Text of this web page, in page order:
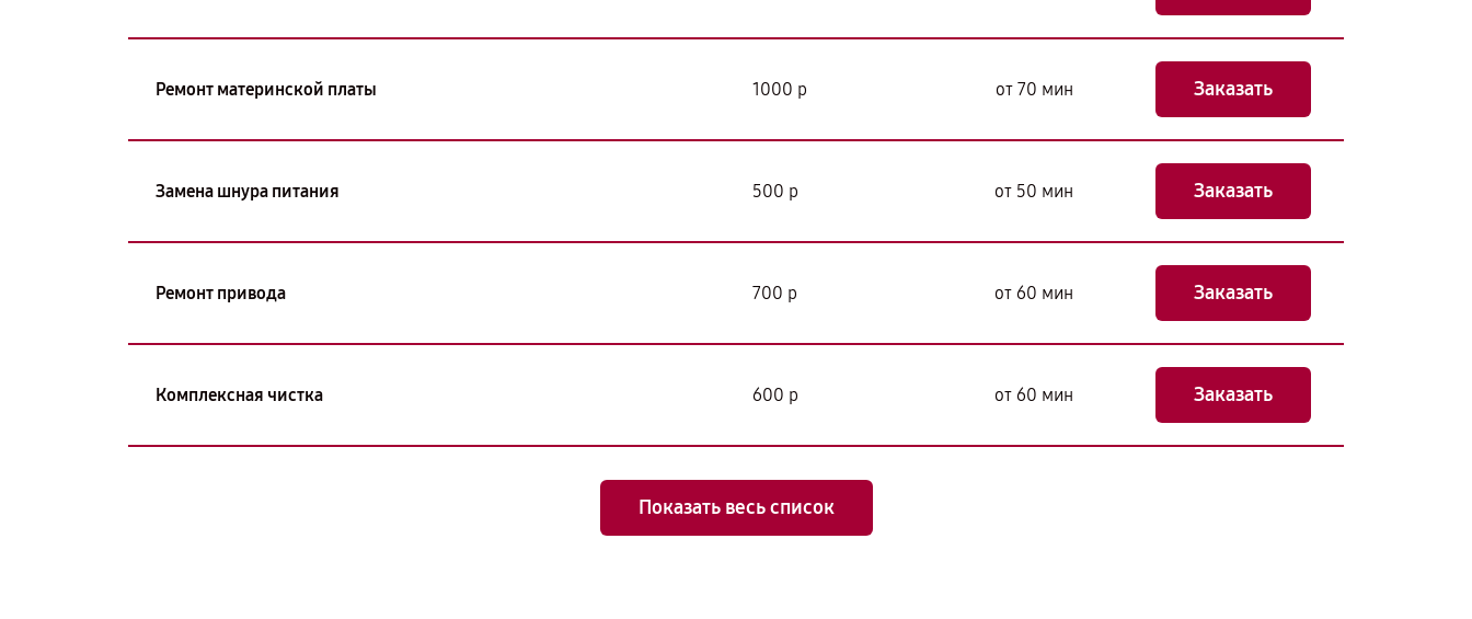
Ремонт материнской платы 1000 р от 70 мин Заказать
Замена шнура питания 500 р от 50 мин Заказать
Ремонт привода 700 р от 60 мин Заказать
Комплексная чистка 600 р от 60 мин Заказать
Показать весь список